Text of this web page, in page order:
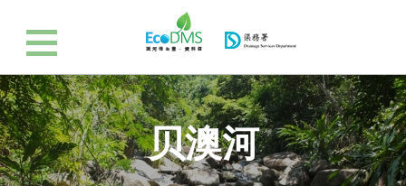
贝澳河